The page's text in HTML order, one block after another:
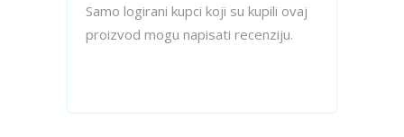
Samo logirani kupci koji su kupili ovaj
proizvod mogu napisati recenziju.